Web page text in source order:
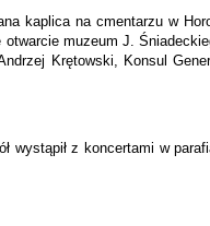
kaplica na cmentarzu w
muzeum J.
Krętowski, Konsul
wystąpił z koncertami w